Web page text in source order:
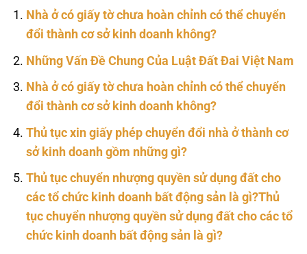
Nhà ở có giấy tờ chưa hoàn chỉnh có thể chuyển
đổi thành cơ sở kinh doanh không?
Những Vấn Đề Chung Của Luật Đất Đai Việt Nam
Nhà ở có giấy tờ chưa hoàn chỉnh có thể chuyển
đổi thành cơ sở kinh doanh không?
Thủ tục xin giấy phép chuyển đổi nhà ở thành cơ
sở kinh doanh gồm những gì?
Thủ tục chuyển nhượng quyền sử dụng đất cho
các tổ chức kinh doanh bất động sản là gì?Thủ
tục chuyển nhượng quyền sử dụng đất cho các tổ
chức kinh doanh bất động sản là gì?